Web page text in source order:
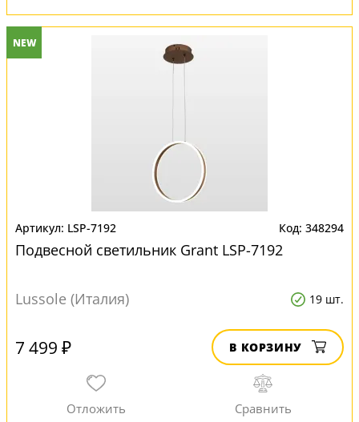
NEW
LSP-7192 348294
Подвесной светильник Grant LSP-7192
Lussole (Италия) 19 шт.
7 499 ₽ В КОРЗИНУ